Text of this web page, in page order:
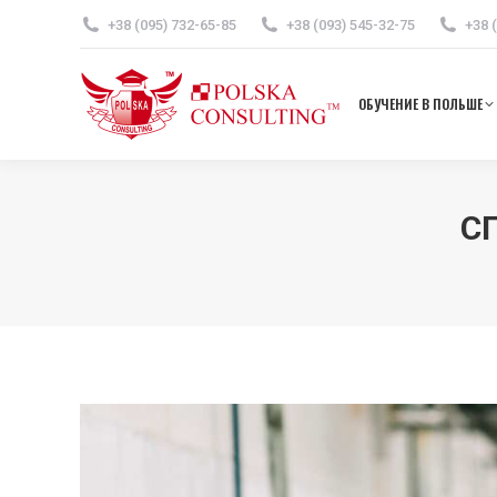
+38 (095) 732-65-85 +38 (093) 545-32-75 +38
ОБУЧЕНИЕ В ПОЛЬШЕ